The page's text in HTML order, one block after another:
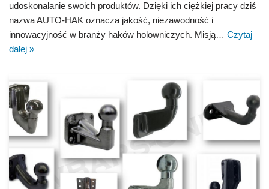
udoskonalanie swoich produktów. Dzięki ich ciężkiej pracy dziś
nazwa AUTO-HAK oznacza jakość, niezawodność i
innowacyjność w branży haków holowniczych. Misją… Czytaj
dalej »